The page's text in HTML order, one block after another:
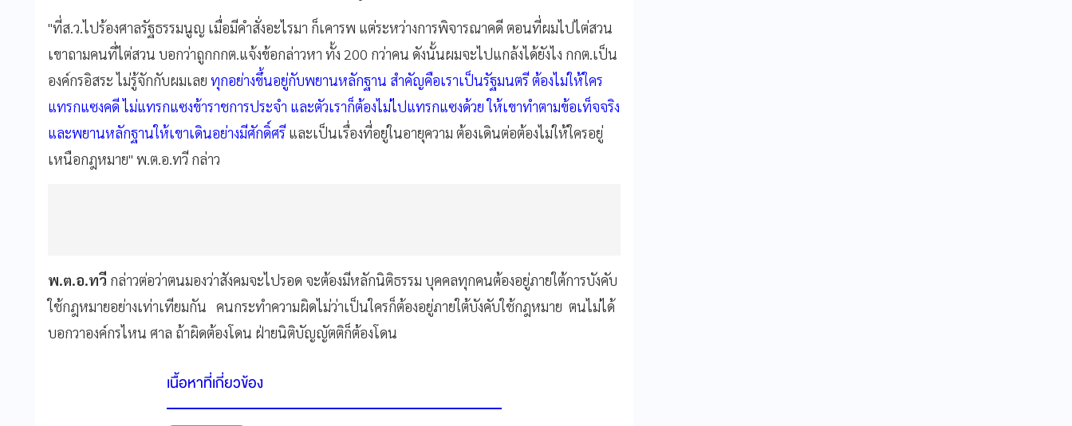
"ที่ส.ว.ไปร้องศาลรัฐธรรมนูญ เมื่อมีคำสั่งอะไรมา ก็เคารพ แต่ระหว่างการพิจารณาคดี ตอนที่ผมไปไต่สวน
เขาถามคนที่ไต่สวน บอกว่าถูกกกต.แจ้งข้อกล่าวหา ทั้ง 200 กว่าคน ดังนั้นผมจะไปแกล้งได้ยังไง กกต.เป็น
องค์กรอิสระ ไม่รู้จักกับผมเลย ทุกอย่างขึ้นอยู่กับพยานหลักฐาน สำคัญคือเราเป็นรัฐมนตรี ต้องไม่ให้ใคร
แทรกแซงคดี ไม่แทรกแซงข้าราชการประจำ และตัวเราก็ต้องไม่ไปแทรกแซงด้วย ให้เขาทำตามข้อเท็จจริง
และพยานหลักฐานให้เขาเดินอย่างมีศักดิ์ศรี และเป็นเรื่องที่อยู่ในอายุความ ต้องเดินต่อต้องไม่ให้ใครอยู่
เหนือกฎหมาย" พ.ต.อ.ทวี กล่าว
พ.ต.อ.ทวี กล่าวต่อว่าตนมองว่าสังคมจะไปรอด จะต้องมีหลักนิติธรรม บุคคลทุกคนต้องอยู่ภายใต้การบังคับ
ใช้กฎหมายอย่างเท่าเทียมกัน คนกระทำความผิดไม่ว่าเป็นใครก็ต้องอยู่ภายใต้บังคับใช้กฎหมาย ตนไม่ได้
บอกวาองค์กรไหน ศาล ถ้าผิดต้องโดน ฝ่ายนิติบัญญัตติก็ต้องโดน
เนื้อหาที่เกี่ยวข้อง